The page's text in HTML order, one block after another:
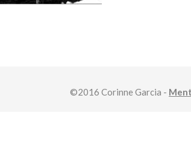
©2016 Corinne Garcia -